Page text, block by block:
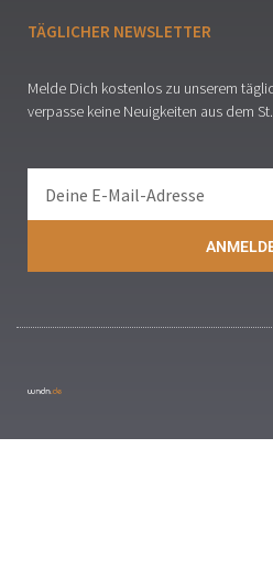
TÄGLICHER NEWSLETTER
Melde Dich kostenlos zu unserem
verpasse keine Neuigkeiten aus dem